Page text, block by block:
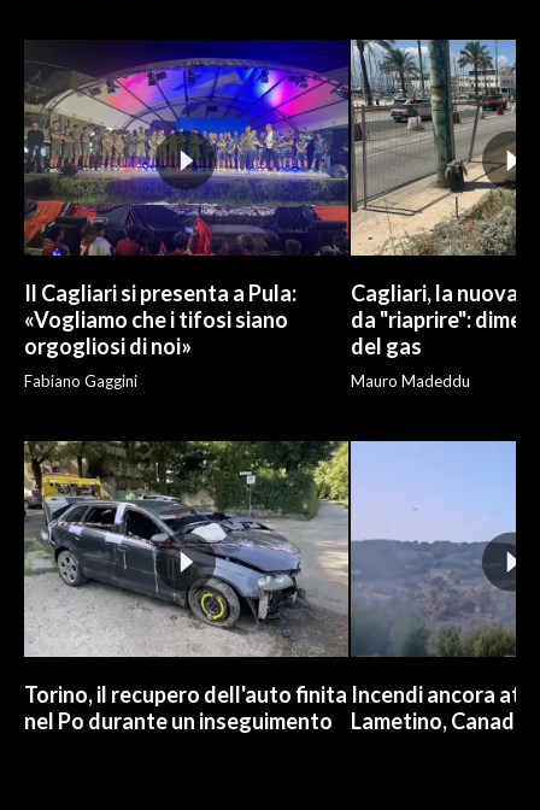
ABBONATI
ANNUNCI
NECROLOGI
PUBBLICITÀ
SPIAGGE
Il Cagliari si presenta a Pula:
«Vogliamo che i tifosi siano
orgogliosi di noi»
Fabiano Gaggini
Cagliari, la nuova
da "riaprire":
del gas
Mauro Madeddu
Torino, il recupero dell'auto finita
nel Po durante un inseguimento
Incendi ancora
Lametino,